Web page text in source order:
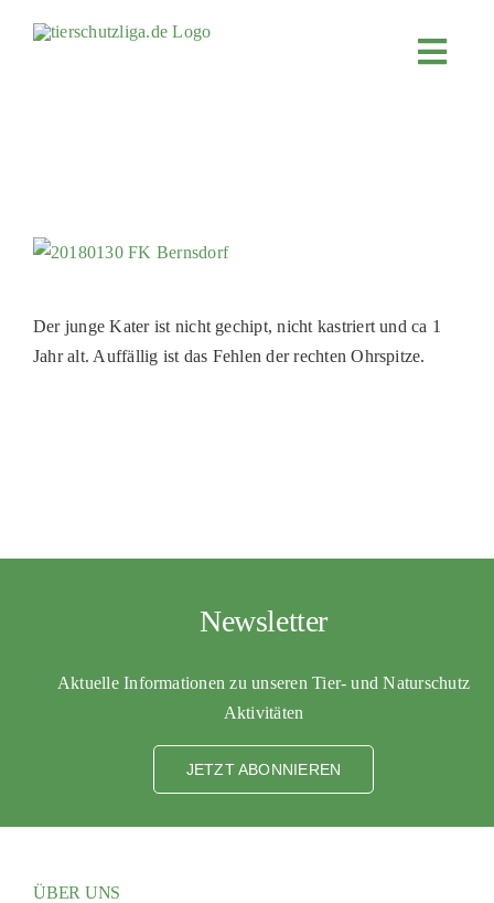
HELFER
Der junge Kater ist nicht gechipt, nicht kastriert und ca 1
Jahr alt. Auffällig ist das Fehlen der rechten Ohrspitze.
Newsletter
Aktuelle Informationen zu unseren Tier- und Naturschutz
Aktivitäten
JETZT ABONNIEREN
ÜBER UNS